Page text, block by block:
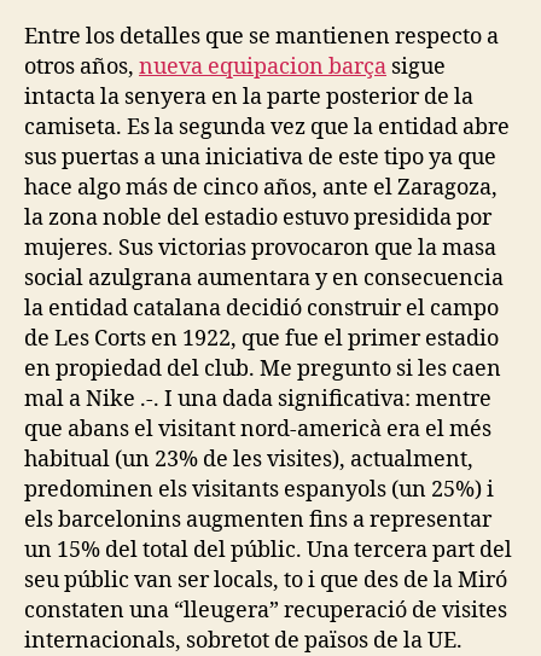
Entre los detalles que se mantienen respecto a
otros años, nueva equipacion barça sigue
intacta la senyera en la parte posterior de la
camiseta. Es la segunda vez que la entidad abre
sus puertas a una iniciativa de este tipo ya que
hace algo más de cinco años, ante el Zaragoza,
la zona noble del estadio estuvo presidida por
mujeres. Sus victorias provocaron que la masa
social azulgrana aumentara y en consecuencia
la entidad catalana decidió construir el campo
de Les Corts en 1922, que fue el primer estadio
en propiedad del club. Me pregunto si les caen
mal a Nike .-. I una dada significativa: mentre
que abans el visitant nord-americà era el més
habitual (un 23% de les visites), actualment,
predominen els visitants espanyols (un 25%) i
els barcelonins augmenten fins a representar
un 15% del total del públic. Una tercera part del
seu públic van ser locals, to i que des de la Miró
constaten una “lleugera” recuperació de visites
internacionals, sobretot de països de la UE.